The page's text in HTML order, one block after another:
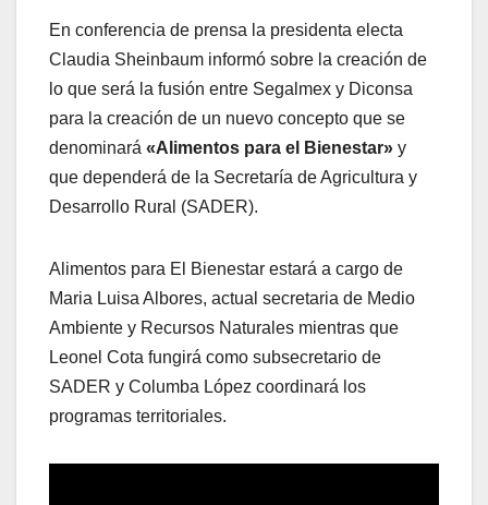
En conferencia de prensa la presidenta electa
Claudia Sheinbaum informó sobre la creación de
lo que será la fusión entre Segalmex y Diconsa
para la creación de un nuevo concepto que se
denominará «Alimentos para el Bienestar» y
que dependerá de la Secretaría de Agricultura y
Desarrollo Rural (SADER).
Alimentos para El Bienestar estará a cargo de
Maria Luisa Albores, actual secretaria de Medio
Ambiente y Recursos Naturales mientras que
Leonel Cota fungirá como subsecretario de
SADER y Columba López coordinará los
programas territoriales.